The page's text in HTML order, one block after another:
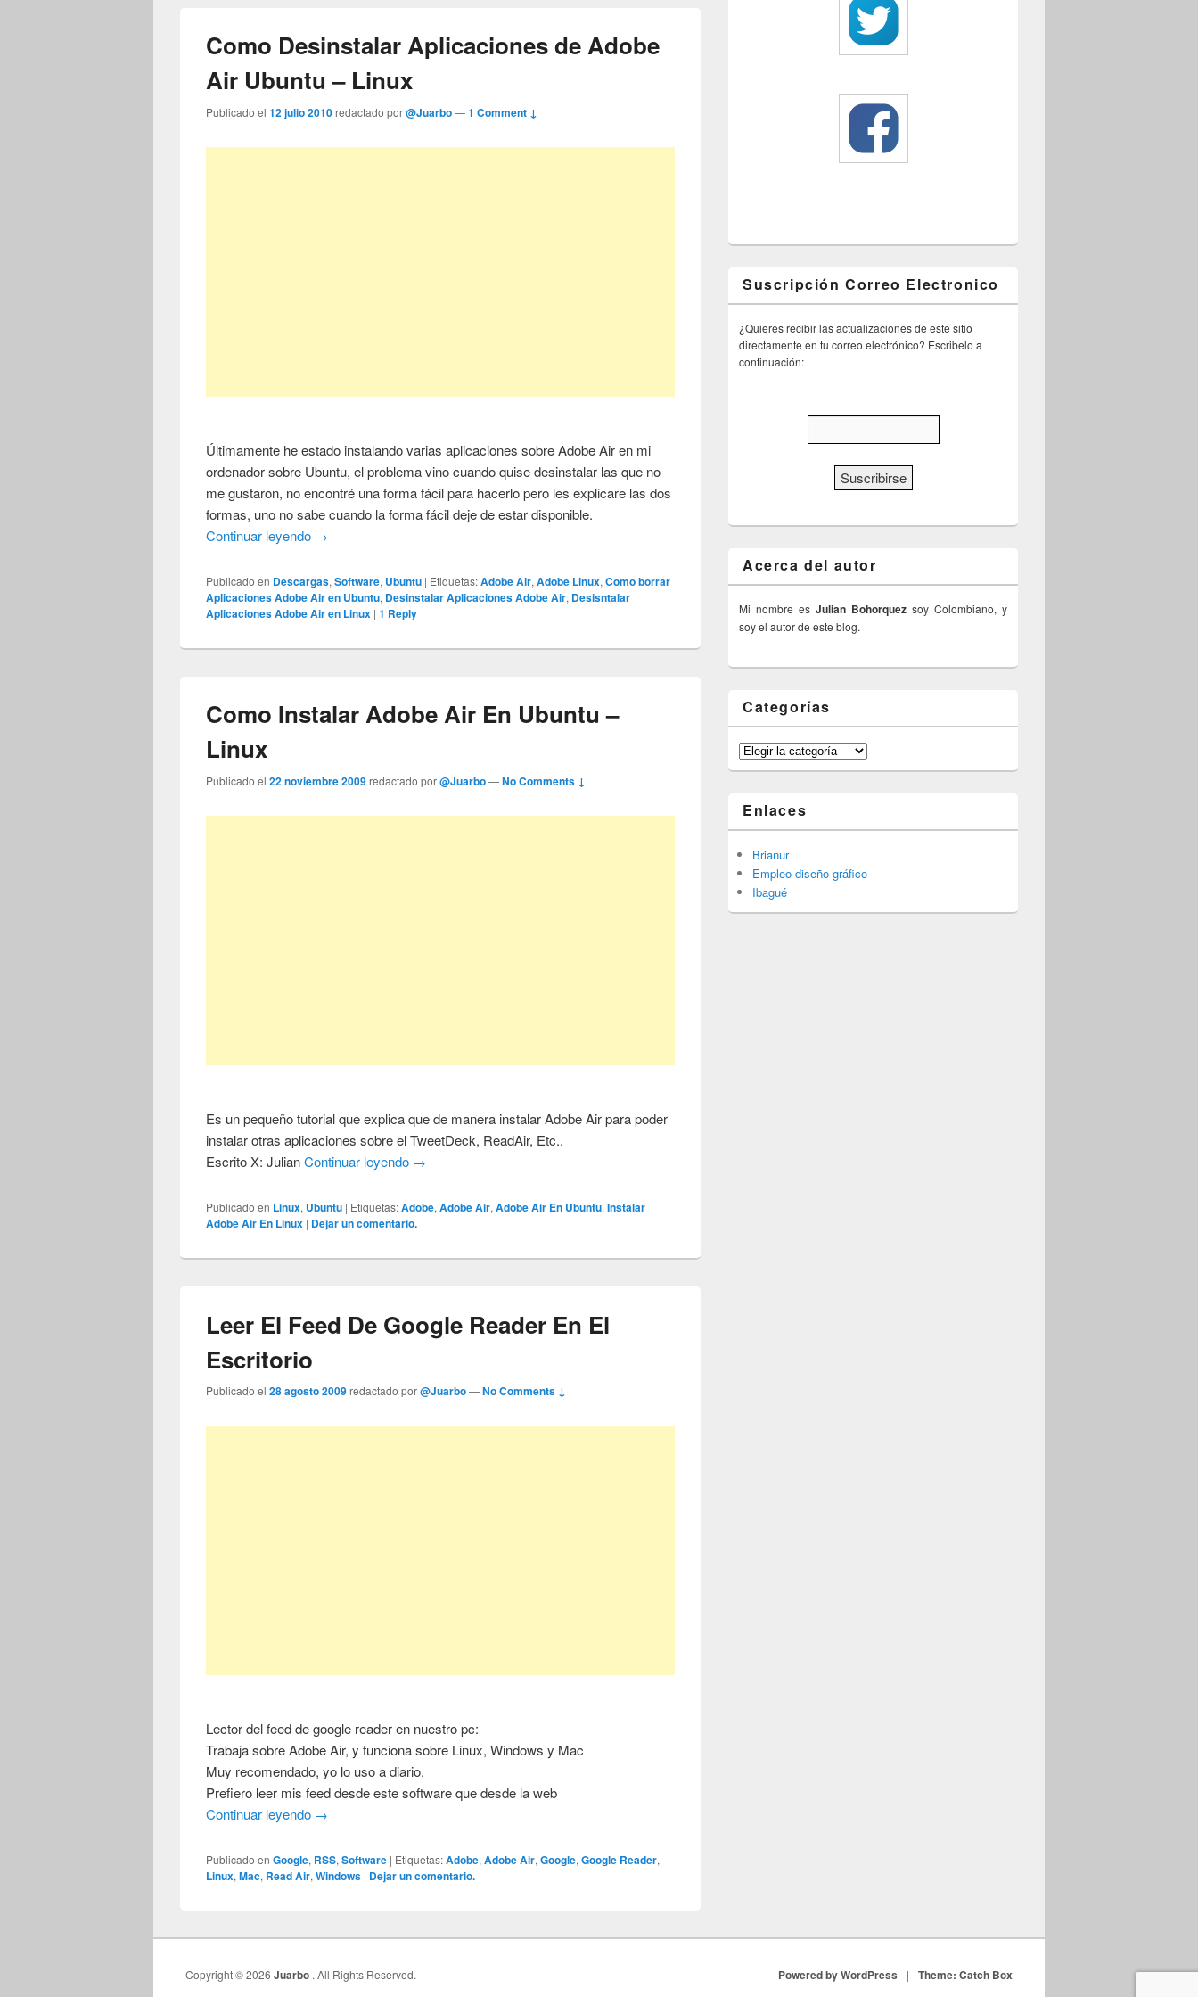
Como Desinstalar Aplicaciones de Adobe
Air Ubuntu – Linux
Publicado el12 julio 2010redactado por@Juarbo—1 Comment ↓
Últimamente he estado instalando varias aplicaciones sobre Adobe Air en mi
ordenador sobre Ubuntu, el problema vino cuando quise desinstalar las que no
me gustaron, no encontré una forma fácil para hacerlo pero les explicare las dos
formas, uno no sabe cuando la forma fácil deje de estar disponible.
Continuar leyendo →
Publicado en Descargas,Software, Ubuntu | Etiquetas:Adobe Air,Adobe Linux,Como borrar
Aplicaciones Adobe Air en Ubuntu, Desinstalar Aplicaciones Adobe Air, Desisntalar
Aplicaciones Adobe Air en Linux |1 Reply
Como Instalar Adobe Air En Ubuntu –
Linux
Publicado el22 noviembre 2009redactado por@Juarbo—No Comments ↓
Es un pequeño tutorial que explica que de manera instalar Adobe Air para poder
instalar otras aplicaciones sobre el TweetDeck, ReadAir, Etc..
Escrito X: JulianContinuar leyendo →
Publicado en Linux, Ubuntu | Etiquetas:Adobe,Adobe Air,Adobe Air En Ubuntu,Instalar
Adobe Air En Linux | Dejar un comentario.
Leer El Feed De Google Reader En El
Escritorio
Publicado el28 agosto 2009redactado por@Juarbo—No Comments ↓
Lector del feed de google reader en nuestro pc:
Trabaja sobre Adobe Air, y funciona sobre Linux, Windows y Mac
Muy recomendado, yo lo uso a diario.
Prefiero leer mis feed desde este software que desde la web
Continuar leyendo →
Publicado en Google, RSS,Software | Etiquetas:Adobe,Adobe Air,Google,Google Reader,
Linux,Mac, Read Air,Windows | Dejar un comentario.
Suscripción Correo Electronico
¿Quieres recibir las actualizaciones de este sitio
directamente en tu correo electrónico? Escribelo a
continuación:
Acerca del autor
Mi nombre es Julian Bohorquez soy Colombiano, y
soy el autor de este blog.
Categorías
Categorías
Enlaces
Brianur
Empleo diseño gráfico
Ibagué
Copyright © 2026 Juarbo . All Rights Reserved. Powered by WordPress | Theme: Catch Box